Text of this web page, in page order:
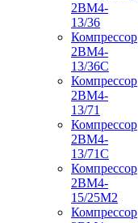
2ВМ4-
13/36
Компрессор
2ВМ4-
13/36С
Компрессор
2ВМ4-
13/71
Компрессор
2ВМ4-
13/71С
Компрессор
2ВМ4-
15/25М2
Компрессор